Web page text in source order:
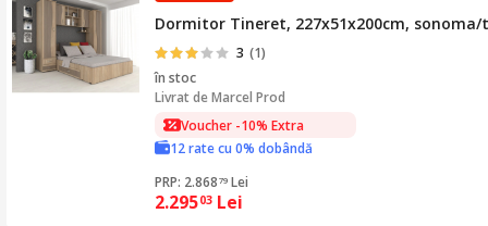
Dormitor Tineret, 227x51x200cm,
3 (1)
în stoc
Livrat deMarcel Prod
Voucher -10% Extra
12 rate cu 0% dobândă
PRP: 2.868 79 Lei
2.29503 Lei